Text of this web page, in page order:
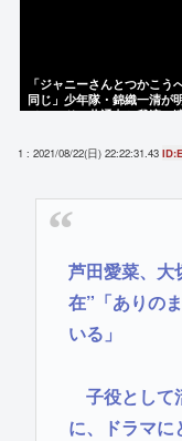
「ジャニーさんとつかこう
同じ」少年隊・錦織一清が
ジェンドの共通点と我流の
1 : 2021/08/22(日) 22:22:31.43
芦田愛菜、大
在”「ありの
いる」
子役として
に、ドラマに